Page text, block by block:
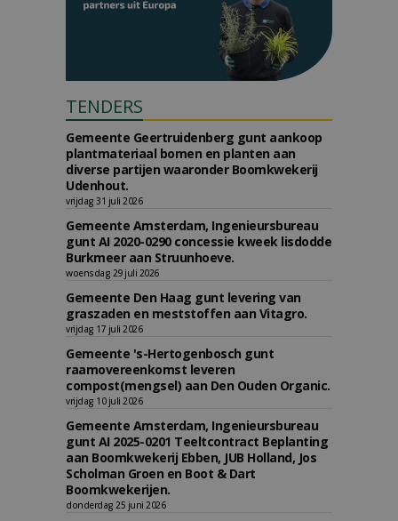
TENDERS
Gemeente Geertruidenberg gunt aankoop
plantmateriaal bomen en planten aan
diverse partijen waaronder Boomkwekerij
Udenhout.
vrijdag 31 juli 2026
Gemeente Amsterdam, Ingenieursbureau
gunt AI 2020-0290 concessie kweek lisdodde
Burkmeer aan Struunhoeve.
woensdag 29 juli 2026
Gemeente Den Haag gunt levering van
graszaden en meststoffen aan Vitagro.
vrijdag 17 juli 2026
Gemeente 's-Hertogenbosch gunt
raamovereenkomst leveren
compost(mengsel) aan Den Ouden Organic.
vrijdag 10 juli 2026
Gemeente Amsterdam, Ingenieursbureau
gunt AI 2025-0201 Teeltcontract Beplanting
aan Boomkwekerij Ebben, JUB Holland, Jos
Scholman Groen en Boot & Dart
Boomkwekerijen.
donderdag 25 juni 2026